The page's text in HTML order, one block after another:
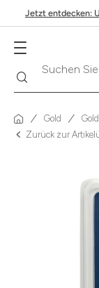
Jetzt entdecken:
Suchen
Gold
Zurück zur